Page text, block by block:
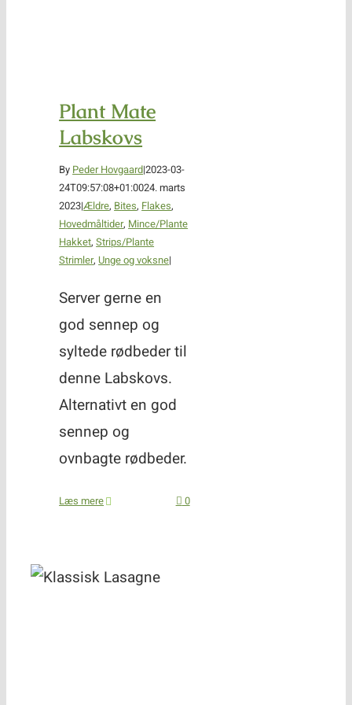
Plant Mate
Labskovs
By Peder Hovgaard|2023-03-
24T09:57:08+01:0024. marts
2023|Ældre, Bites, Flakes,
Hovedmåltider, Mince/Plante
Hakket,Strips/Plante
Strimler, Unge og voksne|
Server gerne en
god sennep og
syltede rødbeder til
denne Labskovs.
Alternativt en god
sennep og
ovnbagte rødbeder.
Læs mere 0